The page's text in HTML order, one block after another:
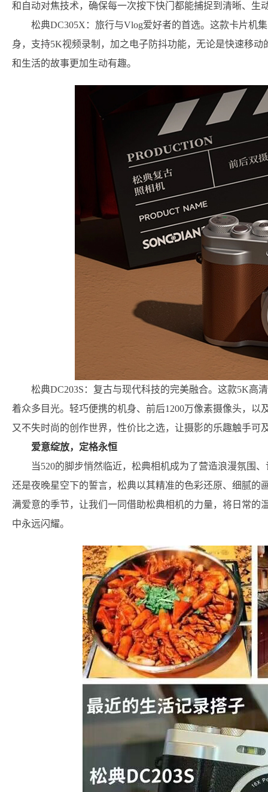
和自动对焦技术，确保每一次按下快门都能捕捉到清晰、生
松典DC305X：旅行与Vlog爱好者的首选。这款卡片机
身，支持5K视频录制，加之电子防抖功能，无论是快速移
和生活的故事更加生动有趣。
松典DC203S：复古与现代科技的完美融合。这款5K高
着众多目光。轻巧便携的机身、前后1200万像素摄像头，
又不失时尚的创作世界，性价比之选，让摄影的乐趣触手可
爱意绽放，定格永恒
当520的脚步悄然临近，松典相机成为了营造浪漫氛围
还是夜晚星空下的誓言，松典以其精准的色彩还原、细腻的
满爱意的季节，让我们一同借助松典相机的力量，将日常
中永远闪耀。